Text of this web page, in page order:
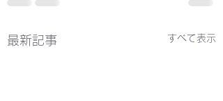
最新記事 すべて表示